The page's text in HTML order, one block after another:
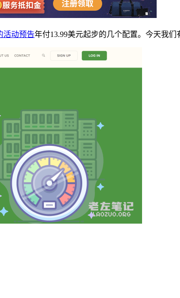
活动预告年付13.99美元起步的几个配置。今天我们